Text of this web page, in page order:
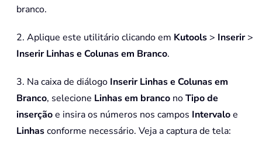
branco.
2. Aplique este utilitário clicando em Kutools > Inserir>
Inserir Linhas e Colunas em Branco.
3. Na caixa de diálogo Inserir Linhas e Colunas em
Branco, selecione Linhas em branco noTipo de
inserçãoe insira os números nos campos Intervaloe
Linhasconforme necessário. Veja a captura de tela: